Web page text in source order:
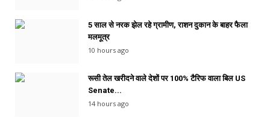
5 साल से नरक झेल रहे ग्रामीण, राशन दुकान के बाहर फैला
मलमूत्र
10 hours ago
रूसी तेल खरीदने वाले देशों पर 100% टैरिफ वाला बिल US
Senate...
14 hours ago